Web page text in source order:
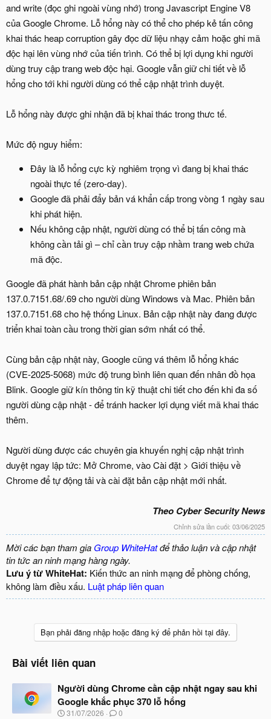
and write (đọc ghi ngoài vùng nhớ) trong Javascript Engine V8
của Google Chrome. Lỗ hổng này có thể cho phép kẻ tấn công
khai thác heap corruption gây đọc dữ liệu nhạy cảm hoặc ghi mã
độc hại lên vùng nhớ của tiến trình. Có thể bị lợi dụng khi người
dùng truy cập trang web độc hại. Google vẫn giữ chi tiết về lỗ
hổng cho tới khi người dùng có thể cập nhật trình duyệt.
Lỗ hổng này được ghi nhận đã bị khai thác trong thưc tế.
Mức độ nguy hiểm:
Đây là lỗ hổng cực kỳ nghiêm trọng vì đang bị khai thác
ngoài thực tế (zero-day).
Google đã phải đẩy bản vá khẩn cấp trong vòng 1 ngày sau
khi phát hiện.
Nếu không cập nhật, người dùng có thể bị tấn công mà
không cần tải gì – chỉ cần truy cập nhầm trang web chứa
mã độc.
Google đã phát hành bản cập nhật Chrome phiên bản
137.0.7151.68/.69 cho người dùng Windows và Mac. Phiên bản
137.0.7151.68 cho hệ thống Linux. Bản cập nhật này đang được
triển khai toàn cầu trong thời gian sớm nhất có thể.
Cùng bản cập nhật này, Google cũng vá thêm lỗ hổng khác
(CVE-2025-5068) mức độ trung bình liên quan đến nhân đồ họa
Blink. Google giữ kín thông tin kỹ thuật chi tiết cho đến khi đa số
người dùng cập nhật - để tránh hacker lợi dụng viết mã khai thác
thêm.
Người dùng được các chuyên gia khuyến nghị cập nhật trình
duyệt ngay lập tức: Mở Chrome, vào Cài đặt > Giới thiệu về
Chrome để tự động tải và cài đặt bản cập nhật mới nhất.
Theo Cyber Security News
Chỉnh sửa lần cuối: 03/06/2025
Mời các bạn tham gia Group WhiteHatđể thảo luận và cập nhật
tin tức an ninh mạng hàng ngày.
Lưu ý từ WhiteHat: Kiến thức an ninh mạng để phòng chống,
không làm điều xấu. Luật pháp liên quan
Bạn phải đăng nhập hoặc đăng ký để phản hồi tại đây.
Bài viết liên quan
Người dùng Chrome cần cập nhật ngay sau khi
Google khắc phục 370 lỗ hổng
N
31/07/2026 0